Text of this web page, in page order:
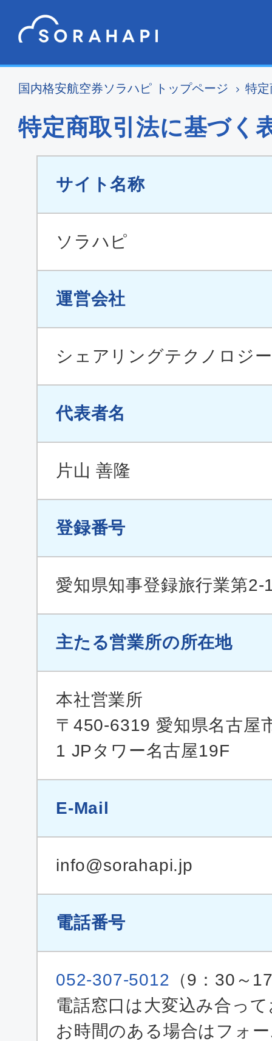
国内格安航空券ソラハピ トップページ 特
特定商取引法に基づく
サイト名称
ソラハピ
運営会社
シェアリングテクノロジ
代表者名
片山 善隆
登録番号
愛知県知事登録旅行業第2-
主たる営業所の所在地
本社営業所
〒450-6319 愛知県名古屋
1 JPタワー名古屋19F
E-Mail
info@sorahapi.jp
電話番号
052-307-5012 （9：30～
電話窓口は大変込み合っ
お時間のある場合はフォ